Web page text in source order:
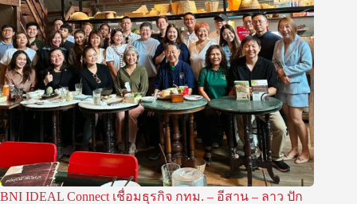
BNI IDEAL Connect เชื่อมธุรกิจ กทม. – อีสาน – ลาว ปัก